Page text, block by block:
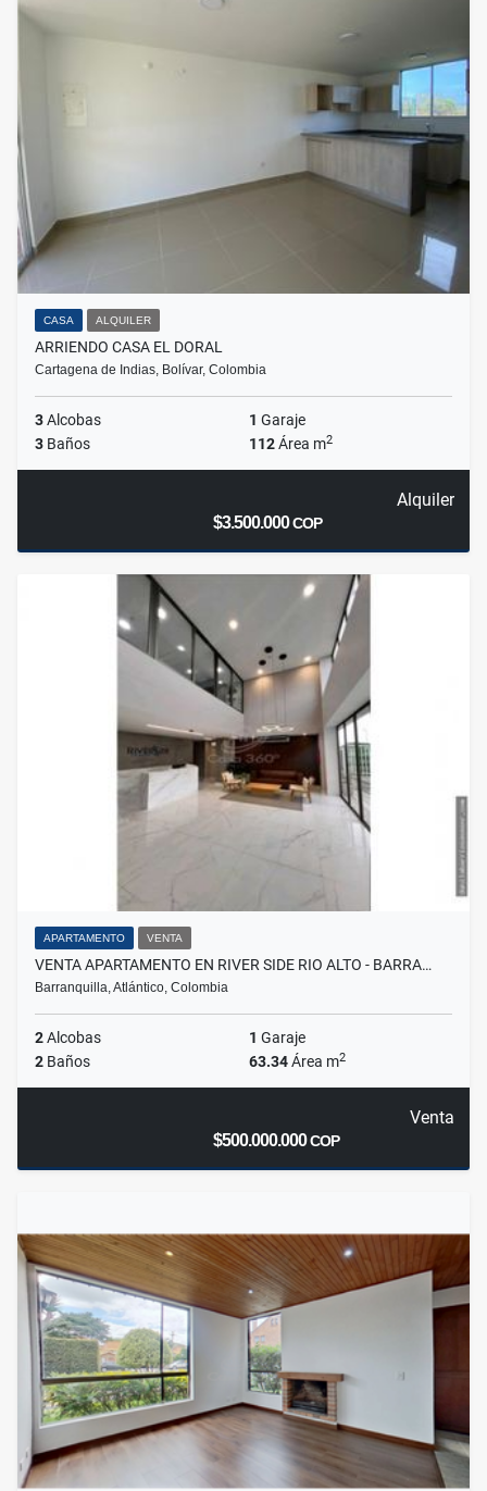
CASA ALQUILER
ARRIENDO CASA EL DORAL
Cartagena de Indias, Bolívar, Colombia
3Alcobas 1 Garaje
3 Baños 112Área m2
Alquiler
$3.500.000COP
APARTAMENTO VENTA
VENTA APARTAMENTO EN RIVER SIDE RIO ALTO - BARRA…
Barranquilla, Atlántico, Colombia
2Alcobas 1 Garaje
2 Baños 63.34Área m2
Venta
$500.000.000COP